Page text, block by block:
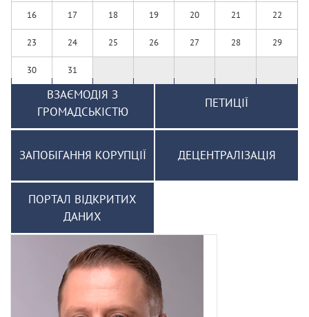
16 17 18 19 20 21 22
23 24 25 26 27 28 29
30 31
ВЗАЄМОДІЯ З
ГРОМАДСЬКІСТЮ
ПЕТИЦІЇ
ЗАПОБІГАННЯ КОРУПЦІЇ ДЕЦЕНТРАЛІЗАЦІЯ
ПОРТАЛ ВІДКРИТИХ
ДАНИХ